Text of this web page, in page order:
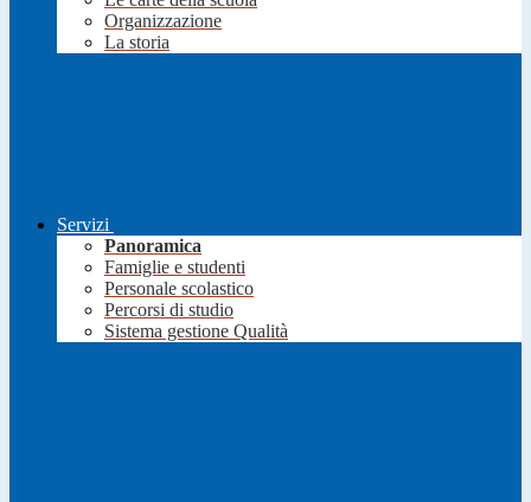
Organizzazione
La storia
Servizi
Panoramica
Famiglie e studenti
Personale scolastico
Percorsi di studio
Sistema gestione Qualità